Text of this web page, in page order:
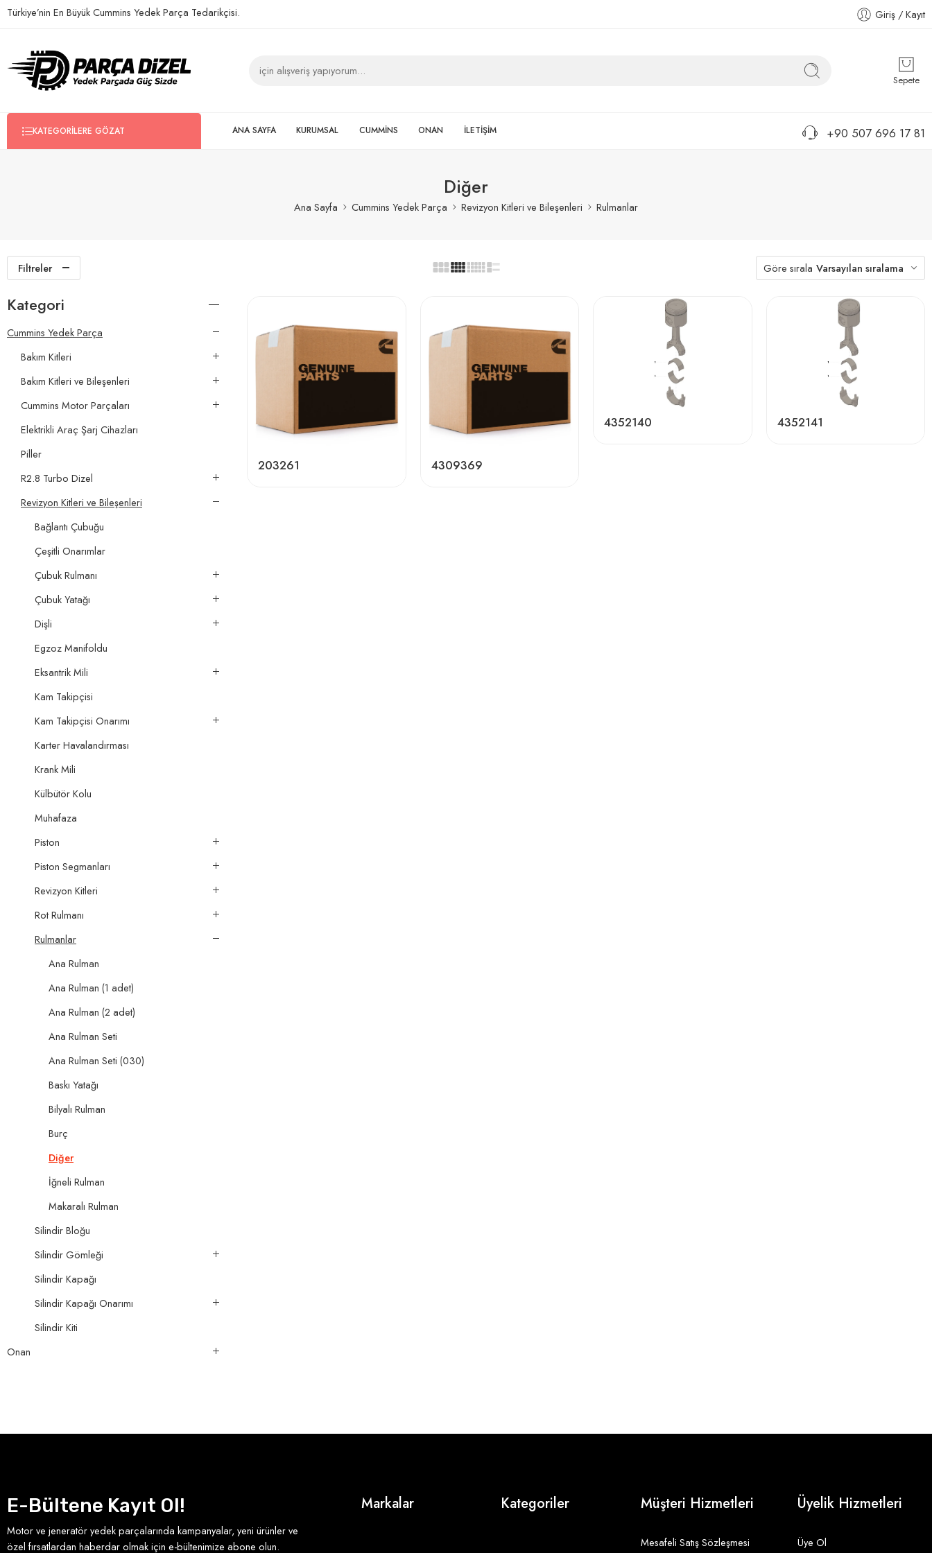
Türkiye’nin En Büyük Cummins Yedek Parça Tedarikçisi. Giriş / Kayıt
Sepete
KATEGORILERE GÖZAT ANA SAYFA KURUMSAL CUMMİNS ONAN İLETİŞİM +90 507 696 17 81
Diğer
Ana Sayfa Cummins Yedek Parça Revizyon Kitleri ve Bileşenleri Rulmanlar
Filtreler Göre sırala Varsayılan sıralama
203261 4309369
4352140 4352141
Kategori
Cummins Yedek Parça
Bakım Kitleri
Bakım Kitleri ve Bileşenleri
Cummins Motor Parçaları
Elektrikli Araç Şarj Cihazları
Piller
R2.8 Turbo Dizel
Revizyon Kitleri ve Bileşenleri
Bağlantı Çubuğu
Çeşitli Onarımlar
Çubuk Rulmanı
Çubuk Yatağı
Dişli
Egzoz Manifoldu
Eksantrik Mili
Kam Takipçisi
Kam Takipçisi Onarımı
Karter Havalandırması
Krank Mili
Külbütör Kolu
Muhafaza
Piston
Piston Segmanları
Revizyon Kitleri
Rot Rulmanı
Rulmanlar
Ana Rulman
Ana Rulman (1 adet)
Ana Rulman (2 adet)
Ana Rulman Seti
Ana Rulman Seti (030)
Baskı Yatağı
Bilyalı Rulman
Burç
Diğer
İğneli Rulman
Makaralı Rulman
Silindir Bloğu
Silindir Gömleği
Silindir Kapağı
Silindir Kapağı Onarımı
Silindir Kiti
Onan
E-Bültene Kayıt Ol!
Motor ve jeneratör yedek parçalarında kampanyalar, yeni ürünler ve
özel fırsatlardan haberdar olmak için e-bültenimize abone olun.
Markalar Kategoriler Müşteri Hizmetleri
Mesafeli Satış Sözleşmesi
Üyelik Hizmetleri
Üye Ol